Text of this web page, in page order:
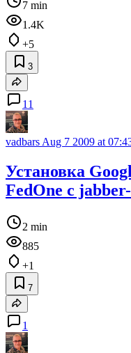
7 min
1.4K
+5
3
11
vadbars Aug 7 2009 at
Установка
FedOne c
2 min
885
+1
7
1